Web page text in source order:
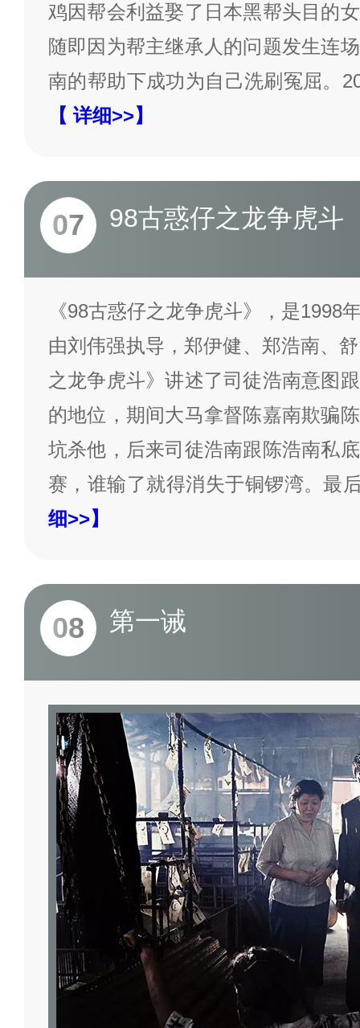
鸡因帮会利益娶了日本黑帮头目的
随即因为帮主继承人的问题发生连
南的帮助下成功为自己洗刷冤屈。
【 详细>>】
07 98古惑仔之龙争虎斗
《98古惑仔之龙争虎斗》，是1998
由刘伟强执导，郑伊健、郑浩南、
之龙争虎斗》讲述了司徒浩南意图
的地位，期间大马拿督陈嘉南欺骗
坑杀他，后来司徒浩南跟陈浩南私
赛，谁输了就得消失于铜锣湾。最
细>>】
08 第一诫